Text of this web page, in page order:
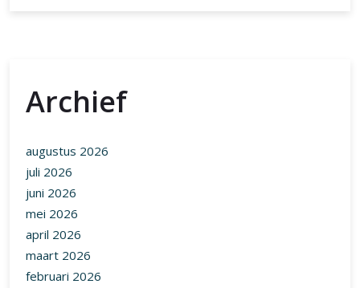
Archief
augustus 2026
juli 2026
juni 2026
mei 2026
april 2026
maart 2026
februari 2026